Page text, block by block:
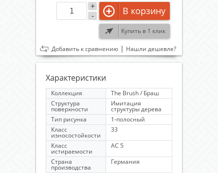
-
+ В корзину
Купить в 1 клик
Добавить к сравнению | Нашли дешевле?
Характеристики
Коллекция
The Brush / Браш
Структура
поверхности
Имитация
структуры дерева
Тип рисунка
1-полосный
Класс
износостойкости
33
Класс
истираемости
AC 5
Страна
производства
Германия